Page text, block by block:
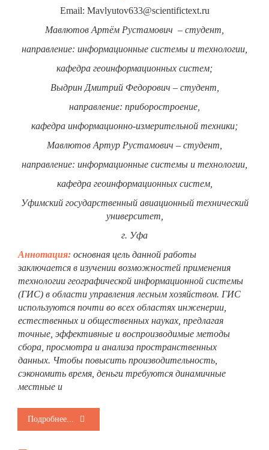
Email: Mavlyutov633@scientifictext.ru
Мавлютов Артём Рустамович – студент,
направление: информационные системы и технологии,
кафедра геоинформационных систем;
Выдрин Дмитрий Федорович – студент,
направление: приборостроение,
кафедра информационно-измерительной техники;
Мавлютов Артур Рустамович – студент,
направление: информационные системы и технологии,
кафедра геоинформационных систем,
Уфимский государственный авиационный технический
университет,
г. Уфа
Аннотация: основная цель данной работы
заключается в изучении возможностей применения
технологии географической информационной системы
(ГИС) в области управления лесным хозяйством. ГИС
используются почти во всех областях инженерии,
естественных и общественных науках, предлагая
точные, эффективные и воспроизводимые методы
сбора, просмотра и анализа пространственных
данных. Чтобы повысить производительность,
сэкономить время, деньги требуются динамичные
местные и
Подробнее...